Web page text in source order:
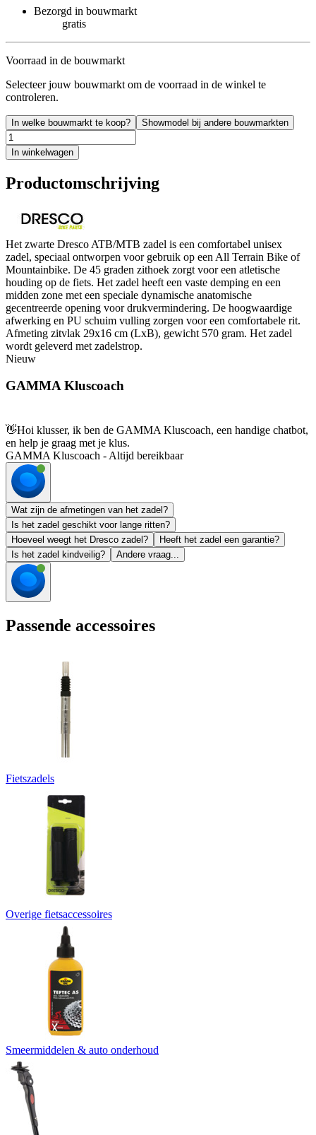
Bezorgd in bouwmarkt
gratis
Voorraad in de bouwmarkt
Selecteer jouw bouwmarkt om de voorraad in de winkel te
controleren.
In welke bouwmarkt te koop? Showmodel bij andere bouwmarkten
In winkelwagen
Productomschrijving
Het zwarte Dresco ATB/MTB zadel is een comfortabel unisex
zadel, speciaal ontworpen voor gebruik op een All Terrain Bike of
Mountainbike. De 45 graden zithoek zorgt voor een atletische
houding op de fiets. Het zadel heeft een vaste demping en een
midden zone met een speciale dynamische anatomische
gecentreerde opening voor drukvermindering. De hoogwaardige
afwerking en PU schuim vulling zorgen voor een comfortabele rit.
Afmeting zitvlak 29x16 cm (LxB), gewicht 570 gram. Het zadel
wordt geleverd met zadelstrop.
Nieuw
GAMMA Kluscoach
👋Hoi klusser, ik ben de GAMMA Kluscoach, een handige chatbot,
en help je graag met je klus.
GAMMA Kluscoach - Altijd bereikbaar
Wat zijn de afmetingen van het zadel?
Is het zadel geschikt voor lange ritten?
Hoeveel weegt het Dresco zadel?
Heeft het zadel een garantie?
Is het zadel kindveilig?
Andere vraag...
Passende accessoires
Fietszadels
Overige fietsaccessoires
Smeermiddelen & auto onderhoud